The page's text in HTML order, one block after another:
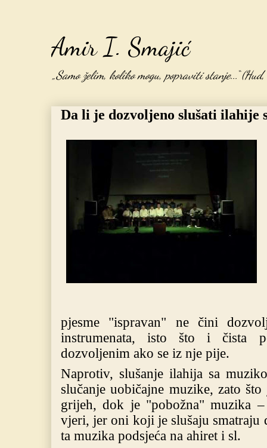
Amir I. Smajić
„Samo želim, koliko mogu, popraviti stanje...“
Da li je dozvoljeno slušati ilahije
pjesme "ispravan" ne čini
instrumenata, isto što i čista
dozvoljenim ako se iz nje pije.
Naprotiv, slušanje ilahija sa
slučanje uobičajne muzike, zato
grijeh, dok je "pobožna" muzika
vjeri, jer oni koji je slušaju smatraju
ta muzika podsjeća na ahiret i sl.